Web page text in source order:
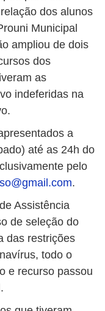
dos alunos
Municipal
ampliou de dois
dos
as
indeferidas na
a
até as 24h do
pelo
.
Assistência
de seleção do
das restrições
todo o
e recurso passou